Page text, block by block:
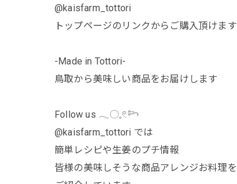
@kaisfarm_tottori
トップページのリンクからご購入頂けます
-Made in Tottori-
鳥取から美味しい商品をお届けします
Follow us 𓂃◌𓈒𓏲𓆸
@kaisfarm_tottori では
簡単レシピや生姜のプチ情報
皆様の美味しそうな商品アレンジお料理を